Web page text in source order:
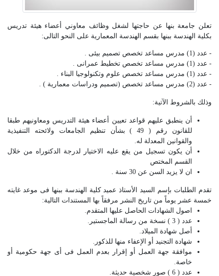
تعلن جامعة بنها عن حاجتها لشغل وظائف معاوني أعضاء هيئة تدريس
بكلية الهندسة ببنها بقسم الهندسة المعمارية على النحو التالى:
- عدد (1) مدرس مساعد تخصص تصميم بيئى .
- عدد (1) مدرس مساعد تخصص تخطيط عمرانى .
- عدد (1) مدرس مساعد تخصص علوم وتكنولوجيا البناء .
- عدد (2) مدرس مساعد تخصص (تصميم ودراسات معمارية ) .
وذلك بالشروط الآتية:
أن ينطبق عليهم قواعد تعيين أعضاء هيئة التدريس ومعاونيهم طبقا
للقانون رقم ( 49 ) بشأن تنظيم الجامعات ولائحته التنفيذية
والقوانين المعدلة له.
أن يكون تسجيل من يقع عليه الاختيار لدرجة الدكتوراه من خلال
القسم المختص
ان لا يزيد السن عن 30 سنة .
تقدم الطلبات بإسم السيد الأستاذ عميد كلية الهندسة ببنها فى موعد غايته
خمسة عشر يوماً من تاريخ النشر مرفقاً بها المستندات التالية:
اصول الشهادات الحاصل عليها المتقدم.
عدد ( 3 ) نسخة من رسالة الماجستير.
أصل شهادة الميلاد.
شهادة التجنيد أو الإعفاء منها للذكور.
موافقة جهة العمل أو إقرار بعدم العمل فى أى جهة حكومية أو
خاصة.
عدد ( 6 ) صور شخصية حديثة.